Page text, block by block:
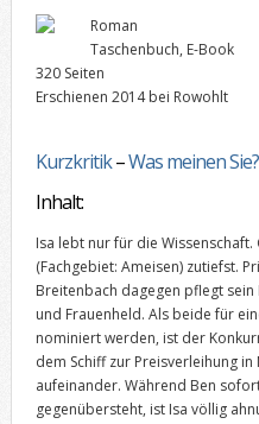
Roman
Taschenbuch, E-Book
320 Seiten
Erschienen 2014 bei Rowohlt
Kurzkritik–Was meinen Sie?
Inhalt:
Isa lebt nur für die
(Fachgebiet: Ameisen) zutiefst.
Breitenbach dagegen pflegt
und Frauenheld. Als beide für
nominiert werden, ist der
dem Schiff zur Preisverleihung
aufeinander. Während Ben
gegenübersteht, ist Isa völlig